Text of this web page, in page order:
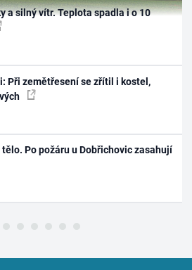
a silný vítr. Teplota spadla i o 10
Při zemětřesení se zřítil i kostel,
Po požáru u Dobřichovic zasahují